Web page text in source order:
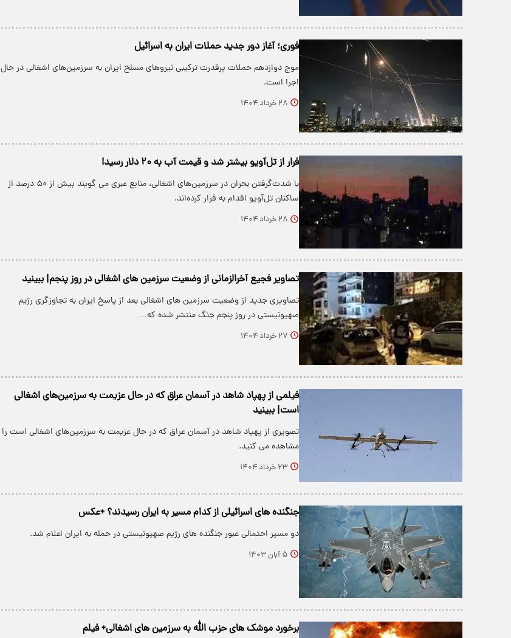
فوری؛ آغاز دور جدید حملات ایران به اسرائیل
موج دوازدهم حملات پرقدرت ترکیبی نیروهای مسلح ایران به سرزمین‌های اشغالی در حال
اجرا است.
۲۸ خرداد ۱۴۰۴
فرار از تل‌آویو بیشتر شد و قیمت‌ آب به ۲۰ دلار رسید!
با شدت‌گرفتن بحران در سرزمین‌های اشغالی، منابع عبری می گویند بیش از ۵۰ درصد از
ساکنان تل‌آویو اقدام به فرار کرده‌اند.
۲۸ خرداد ۱۴۰۴
تصاویر فجیع آخرالزمانی از وضعیت سرزمین های اشغالی در روز پنجم| ببینید
تصاویری جدید از وضعیت سرزمین های اشغالی بعد از پاسخ ایران به تجاوزگری رژیم
صهیونیستی در روز پنجم جنگ منتشر شده که…
۲۷ خرداد ۱۴۰۴
فیلمی از پهپاد شاهد در آسمان عراق که در حال عزیمت به سرزمین‌های اشغالی
است| ببینید
تصویری از پهپاد شاهد در آسمان عراق که در حال عزیمت به سرزمین‌های اشغالی است را
مشاهده می کنید.
۲۳ خرداد ۱۴۰۴
جنگنده های اسرائیلی از کدام مسیر به ایران رسیدند؟ +عکس
دو مسیر احتمالی عبور جنگنده های رژیم صهیونیستی در حمله به ایران اعلام شد.
۵ آبان ۱۴۰۳
برخورد موشک های حزب الله به سرزمین های اشغالی+ فیلم